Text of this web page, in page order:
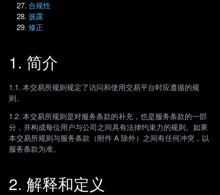
合规性
披露
修正
1. 简介
1.1. 本交易所规则规定了访问和使用交易平台时应遵循的规
则。
1.2. 本交易所规则是对服务条款的补充，也是服务条款的一部
分，并构成每位用户与公司之间具有法律约束力的规则。如果
本交易所规则与服务条款（附件 A 除外）之间有任何冲突，以
服务条款为准。
2. 解释和定义